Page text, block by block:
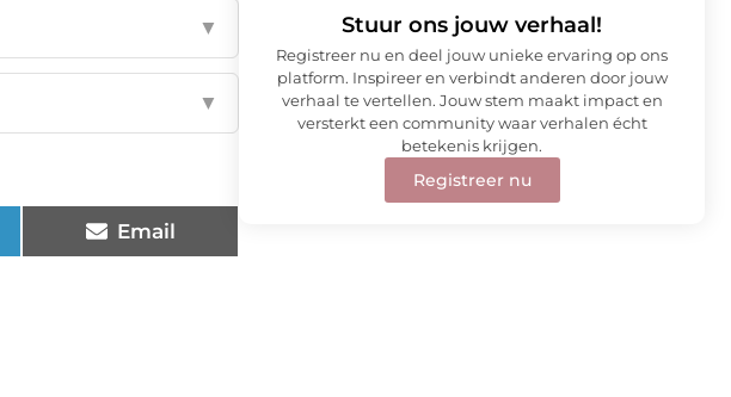
▼
▼
Email
Stuur ons jouw verhaal!
Registreer nu en deel jouw unieke ervaring op ons
platform. Inspireer en verbindt anderen door jouw
verhaal te vertellen. Jouw stem maakt impact en
versterkt een community waar verhalen écht
betekenis krijgen.
Registreer nu